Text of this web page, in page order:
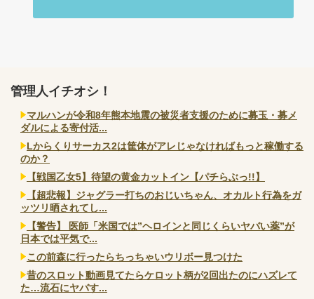
管理人イチオシ！
マルハンが令和8年熊本地震の被災者支援のために募玉・募メ
ダルによる寄付活...
Lからくりサーカス2は筐体がアレじゃなければもっと稼働する
のか？
【戦国乙女5】待望の黄金カットイン【パチらぶっ!!】
【超悲報】ジャグラー打ちのおじいちゃん、オカルト行為をガ
ッツリ晒されてし...
【警告】 医師「米国では”ヘロインと同じくらいヤバい薬”が
日本では平気で...
この前森に行ったらちっちゃいウリボー見つけた
昔のスロット動画見てたらケロット柄が2回出たのにハズレて
た…流石にヤバす...